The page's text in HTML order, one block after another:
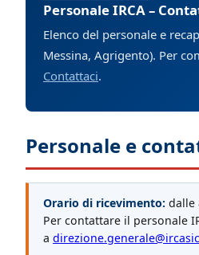
Personale IRCA –
Elenco del personale e
Messina, Agrigento). Per
Contattaci.
Personale e
Orario di ricevimento: dalle
Per contattare il personale
a